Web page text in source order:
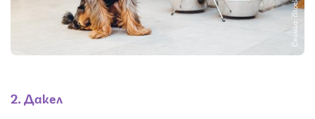
Снимка: iStock
2. Дакел